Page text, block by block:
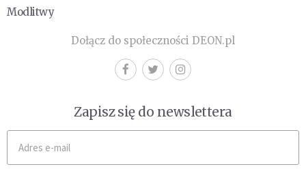
Modlitwy
Dołącz do społeczności DEON.pl
Zapisz się do newslettera